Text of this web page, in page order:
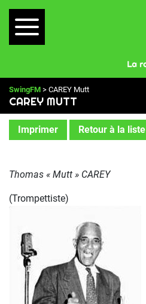
SwingFM > CAREY Mutt
CAREY MUTT
Imprimer Retour à la liste
Thomas « Mutt » CAREY
(Trompettiste)